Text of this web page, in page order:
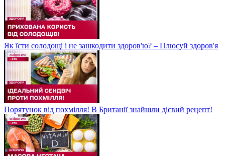
Як їсти солодощі і не зашкодити здоров'ю? – Плюсуй здоров'я
Порятунок від похмілля! В Британії знайшли дієвий рецепт!